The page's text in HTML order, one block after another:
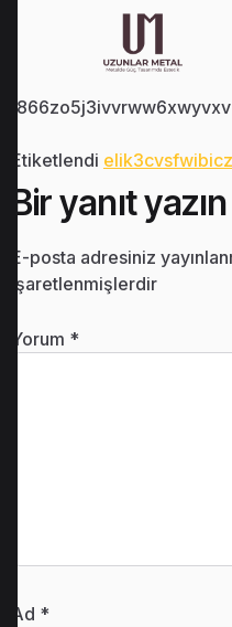
t866zo5j3ivvrww6xwyvxv
Etiketlendi elik3cvsfwibicz
Bir yanıt yazın
E-posta adresiniz
işaretlenmişlerdir
Yorum *
Ad *